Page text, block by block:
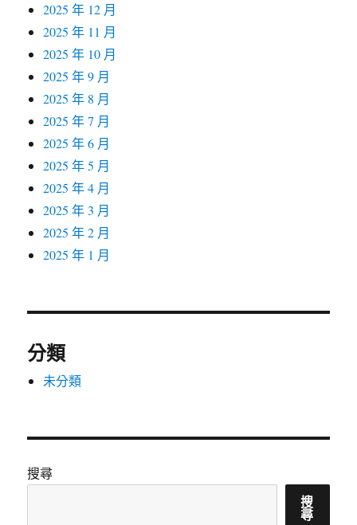
2025 年 12 月
2025 年 11 月
2025 年 10 月
2025 年 9 月
2025 年 8 月
2025 年 7 月
2025 年 6 月
2025 年 5 月
2025 年 4 月
2025 年 3 月
2025 年 2 月
2025 年 1 月
分類
未分類
搜尋
搜
尋